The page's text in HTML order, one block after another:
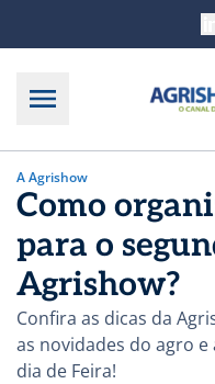
A Agrishow
Como
para o
Agrishow?
Confira as dicas da
as novidades do agro
dia de Feira!